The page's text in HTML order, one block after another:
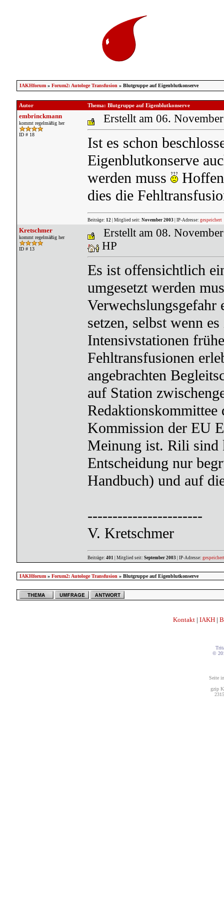
IAKHforum» Forum2: Autologe Transfusion » Blutgruppe auf Eigenblutkonserve
Autor Thema: Blutgruppe auf Eigenblutkonserve
embrinckmann
kommt regelmäßig her
ID # 18
Erstellt am 06.
Ist es schon
Eigenblutkonserve
werden muss
dies die
Beiträge: 12| Mitglied seit: November 2003| IP-Adresse: gespeichert
Kretschmer
kommt regelmäßig her
ID # 13
Erstellt am 08.
HP
Es ist offensichtlich
umgesetzt werden
setzen, selbst wenn
Intensivstationen
Fehltransfusionen
angebrachten
auf Station
Redaktionskommittee
Kommission der EU
Meinung ist. Rili sind
Entscheidung nur
Handbuch) und auf
-----------------------
V. Kretschmer
Beiträge: 401 | Mitglied seit: September 2003 | IP-Adresse: gespeichert
IAKHforum» Forum2: Autologe Transfusion » Blutgruppe auf Eigenblutkonserve
Kontakt | IAKH |
©
Seite
gzip